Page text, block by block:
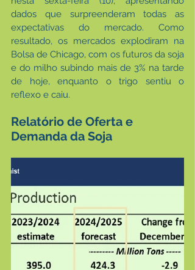
dados que surpreenderam todas as
expectativas do mercado. Como
resultado, os mercados explodiram na
Bolsa de Chicago, com os futuros da soja
e do milho subindo mais de 3% na tarde
de hoje, enquanto o trigo sentiu o
reflexo e caiu.
Relatório de Oferta e
Demanda da Soja